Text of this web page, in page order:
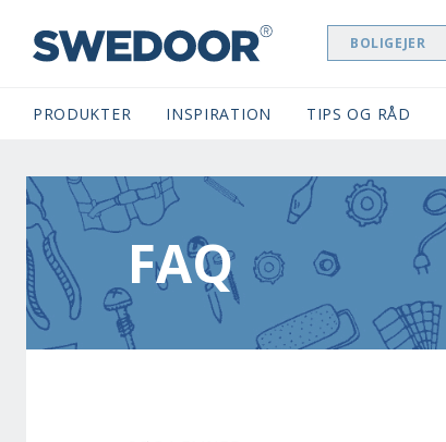
SWEDOOR NAVIGATION BOLIGEJER
PRODUKTER INSPIRATION TIPS OG RÅD
FAQ